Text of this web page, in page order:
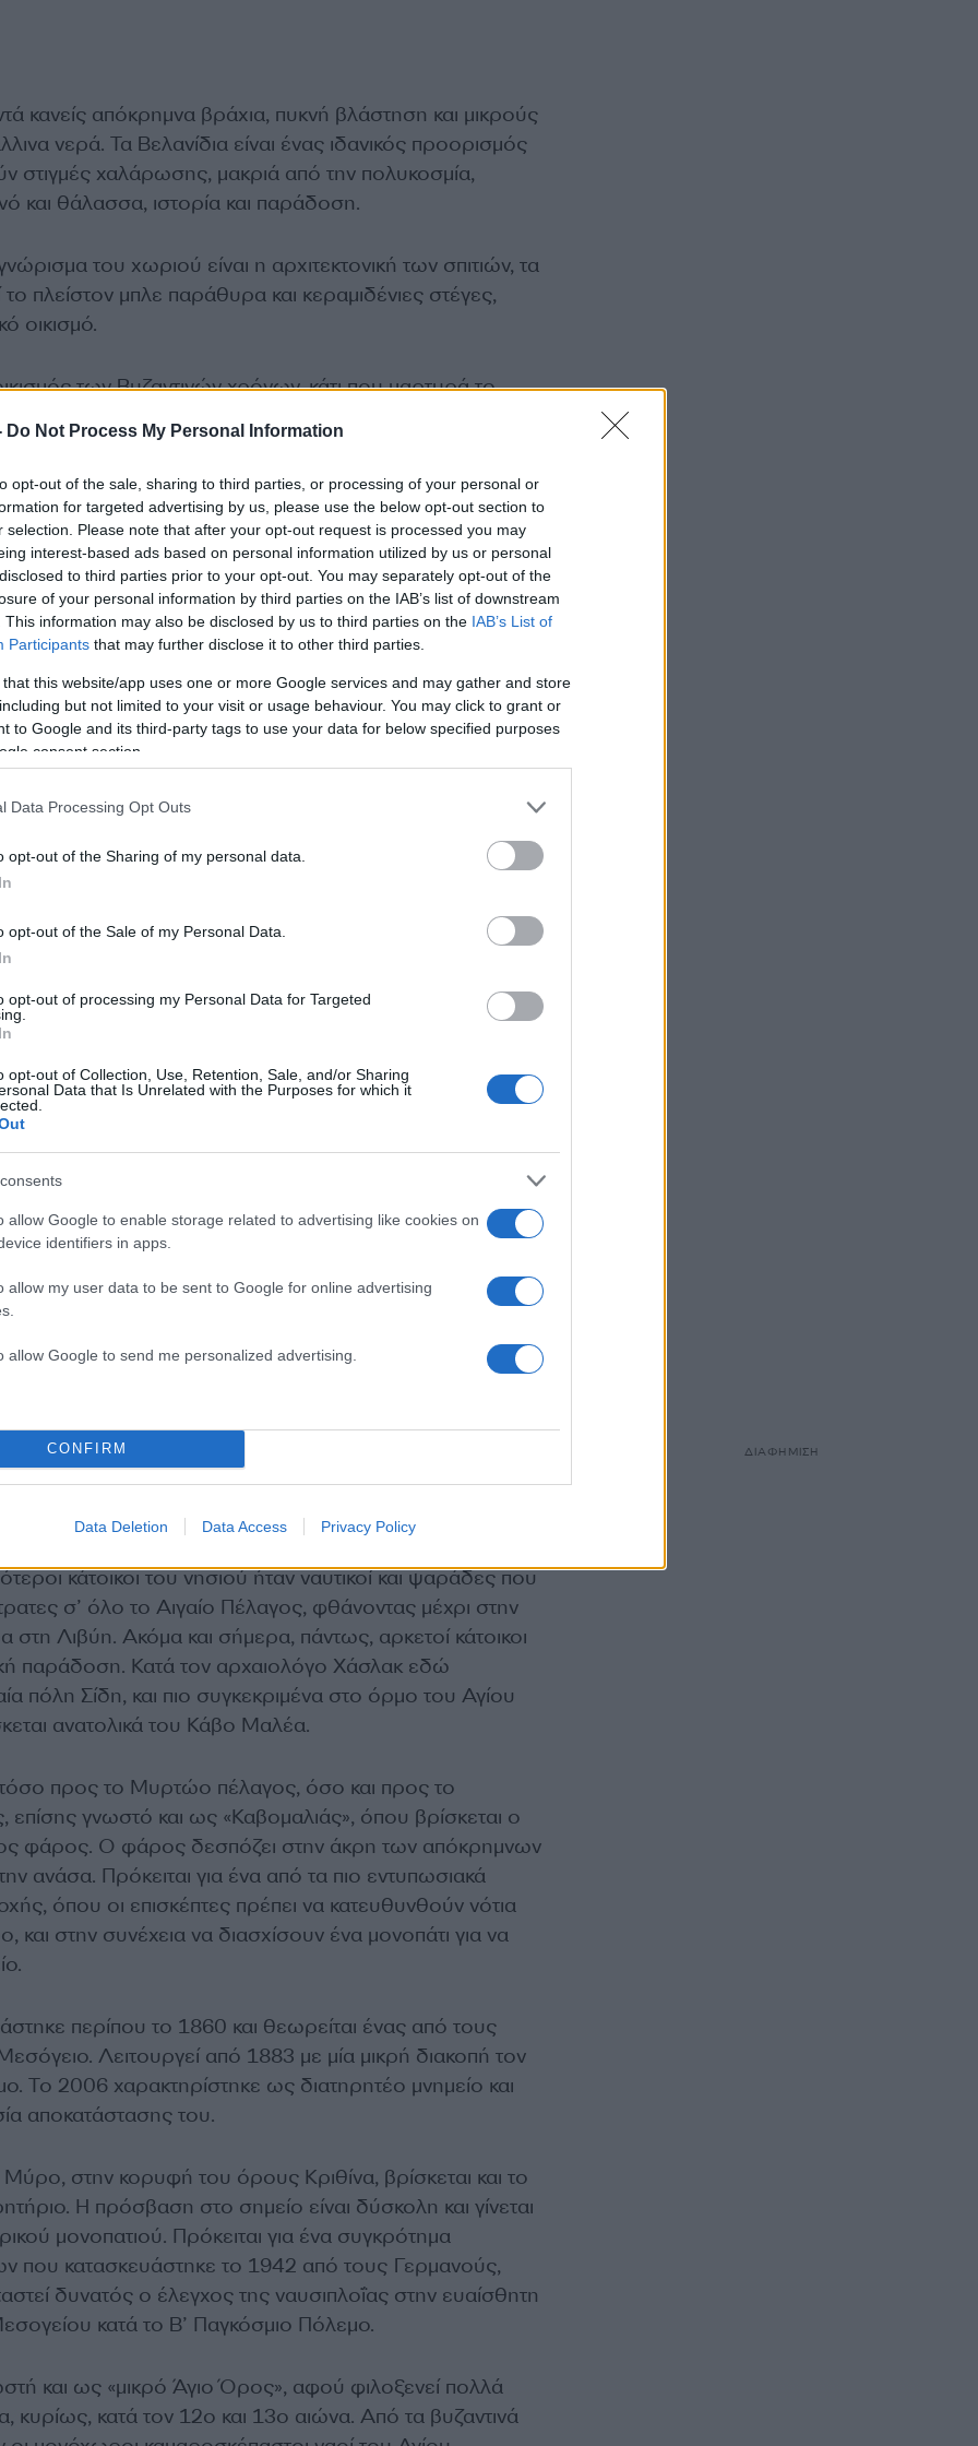
Do Not Process My Personal Information
opt-out of the sale, sharing to third parties, or processing of your personal or
for targeted advertising by us, please use the below opt-out section to
selection. Please note that after your opt-out request is processed you may
interest-based ads based on personal information utilized by us or personal
to third parties prior to your opt-out. You may separately opt-out of the
of your personal information by third parties on the IAB’s list of downstream
This information may also be disclosed by us to third parties on the IAB’s List of
Participants that may further disclose it to other third parties.
that this website/app uses one or more Google services and may gather and store
but not limited to your visit or usage behaviour. You may click to grant or
to Google and its third-party tags to use your data for below specified purposes
consent section.
Data Processing Opt Outs
opt-out of the Sharing of my personal data.
opt-out of the Sale of my Personal Data.
opt-out of processing my Personal Data for Targeted
opt-out of Collection, Use, Retention, Sale, and/or Sharing
Data that Is Unrelated with the Purposes for which it
allow Google to enable storage related to advertising like cookies on
identifiers in apps.
allow my user data to be sent to Google for online advertising
allow Google to send me personalized advertising.
CONFIRM
Data Deletion Data Access Privacy Policy
κανείς απόκρημνα βράχια, πυκνή βλάστηση και μικρούς
νερά. Τα Βελανίδια είναι ένας ιδανικός προορισμός
στιγμές χαλάρωσης, μακριά από την πολυκοσμία,
και θάλασσα, ιστορία και παράδοση.
του χωριού είναι η αρχιτεκτονική των σπιτιών, τα
πλείστον μπλε παράθυρα και κεραμιδένιες στέγες,
οικισμό.
των Βυζαντινών χρόνων, κάτι που μαρτυρά το
που δημιουργήθηκε περί το 1718 στη θέση
συνένωση πολλών μικρότερων και παλαιοτέρων κάτι
ανάγκη των ανθρώπων εκείνης της εποχής για την
οικισμών.
κοντά στο ναό του Αγίου Παντελεήμονος ο
οριστικά από τους γηγενείς, οι οποίοι
φυγάδων μετά τα Ορλωφικά. Έτσι,
η συνένωση των δύο οικισμών με αποτέλεσμα τα
τα οποία φέρουν ξεκάθαρες αρχιτεκτονικές επιρροές
κάτοικοι του νησιού ήταν ναυτικοί και ψαράδες που
σ’ όλο το Αιγαίο Πέλαγος, φθάνοντας μέχρι στην
στη Λιβύη. Ακόμα και σήμερα, πάντως, αρκετοί κάτοικοι
παράδοση. Κατά τον αρχαιολόγο Χάσλακ εδώ
πόλη Σίδη, και πιο συγκεκριμένα στο όρμο του Αγίου
ανατολικά του Κάβο Μαλέα.
προς το Μυρτώο πέλαγος, όσο και προς το
γνωστό και ως «Καβομαλιάς», όπου βρίσκεται ο
φάρος. Ο φάρος δεσπόζει στην άκρη των απόκρημνων
ανάσα. Πρόκειται για ένα από τα πιο εντυπωσιακά
όπου οι επισκέπτες πρέπει να κατευθυνθούν νότια
στην συνέχεια να διασχίσουν ένα μονοπάτι για να
περίπου το 1860 και θεωρείται ένας από τους
Λειτουργεί από 1883 με μία μικρή διακοπή τον
Το 2006 χαρακτηρίστηκε ως διατηρητέο μνημείο και
αποκατάστασης του.
στην κορυφή του όρους Κριθίνα, βρίσκεται και το
Η πρόσβαση στο σημείο είναι δύσκολη και γίνεται
μονοπατιού. Πρόκειται για ένα συγκρότημα
που κατασκευάστηκε το 1942 από τους Γερμανούς,
δυνατός ο έλεγχος της ναυσιπλοΐας στην ευαίσθητη
κατά το Β’ Παγκόσμιο Πόλεμο.
και ως «μικρό Άγιο Όρος», αφού φιλοξενεί πολλά
κυρίως, κατά τον 12ο και 13ο αιώνα. Από τα βυζαντινά
ΔΙΑΦΗΜΙΣΗ